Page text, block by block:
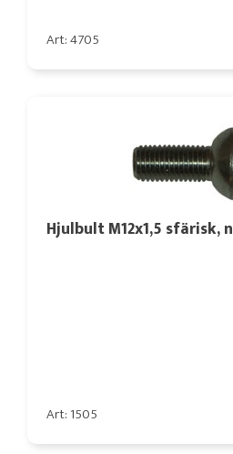
Art: 4705
Hjulbult M12x1,5 sfärisk,
Art: 1505